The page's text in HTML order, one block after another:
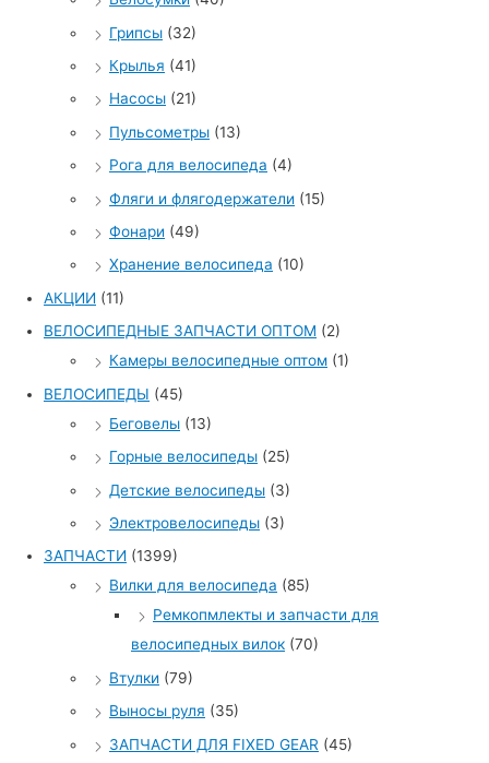
Грипсы (32)
Крылья (41)
Насосы (21)
Пульсометры (13)
Рога для велосипеда (4)
Фляги и флягодержатели (15)
Фонари (49)
Хранение велосипеда (10)
АКЦИИ (11)
ВЕЛОСИПЕДНЫЕ ЗАПЧАСТИ ОПТОМ (2)
Камеры велосипедные оптом (1)
ВЕЛОСИПЕДЫ (45)
Беговелы (13)
Горные велосипеды (25)
Детские велосипеды (3)
Электровелосипеды (3)
ЗАПЧАСТИ (1399)
Вилки для велосипеда (85)
Ремкопмлекты и запчасти для
велосипедных вилок (70)
Втулки (79)
Выносы руля (35)
ЗАПЧАСТИ ДЛЯ FIXED GEAR (45)